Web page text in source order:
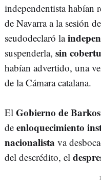
independentista habían
de Navarra a la sesión
seudodeclaró la
suspenderla, sin
habían advertido, una
de la Cámara catalana.
El Gobierno de Barkos
de enloquecimiento
nacionalista va
del descrédito, el